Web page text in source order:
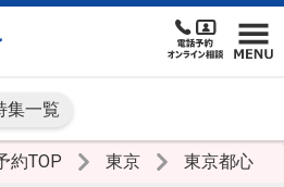
集一覧
約TOP 東京 東京都心